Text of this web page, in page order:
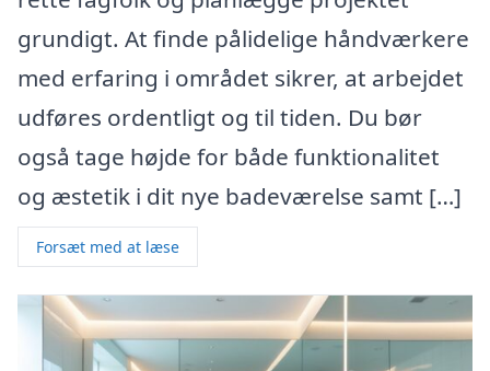
grundigt. At finde pålidelige håndværkere
med erfaring i området sikrer, at arbejdet
udføres ordentligt og til tiden. Du bør
også tage højde for både funktionalitet
og æstetik i dit nye badeværelse samt […]
Forsæt med at læse